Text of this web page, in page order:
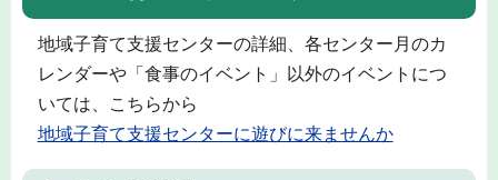
地域子育て支援センターの詳細、各センター月のカ
レンダーや「食事のイベント」以外のイベントにつ
いては、こちらから
地域子育て支援センターに遊びに来ませんか